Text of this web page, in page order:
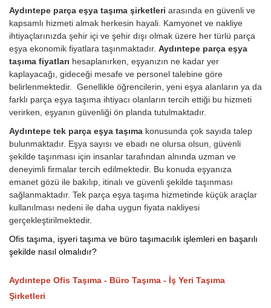
Aydıntepe parça eşya taşıma şirketleri arasında en güvenli ve
kapsamlı hizmeti almak herkesin hayali. Kamyonet ve nakliye
ihtiyaçlarınızda şehir içi ve şehir dışı olmak üzere her türlü parça
eşya ekonomik fiyatlara taşınmaktadır. Aydıntepe parça eşya
taşıma fiyatları hesaplanırken, eşyanızın ne kadar yer
kaplayacağı, gideceği mesafe ve personel talebine göre
belirlenmektedir. Genellikle öğrencilerin, yeni eşya alanların ya da
farklı parça eşya taşıma ihtiyacı olanların tercih ettiği bu hizmeti
verirken, eşyanın güvenliği ön planda tutulmaktadır.
Aydıntepe tek parça eşya taşıma konusunda çok sayıda talep
bulunmaktadır. Eşya sayısı ve ebadı ne olursa olsun, güvenli
şekilde taşınması için insanlar tarafından alnında uzman ve
deneyimli firmalar tercih edilmektedir. Bu konuda eşyanıza
emanet gözü ile bakılıp, itinalı ve güvenli şekilde taşınması
sağlanmaktadır. Tek parça eşya taşıma hizmetinde küçük araçlar
kullanılması nedeni ile daha uygun fiyata nakliyesi
gerçekleştirilmektedir.
Ofis taşıma, işyeri taşıma ve büro taşımacılık işlemleri en başarılı
şekilde nasıl olmalıdır?
Aydıntepe Ofis Taşıma - Büro Taşıma - İş Yeri Taşıma
Şirketleri